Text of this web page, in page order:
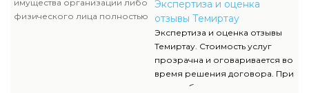
недостающей документации.
имущества организации либо
физического лица полностью
определению
соответствующей стоимости.
Для получения
исчерпывающей инфы о
стоимости и сроках оказания
услуг вы сможете обратиться к
Экспертиза и оценка
отзывы Темиртау
Экспертиза и оценка отзывы
Темиртау. Стоимость услуг
прозрачна и оговаривается во
время решения договора. При
этом соблюдаются все нормы,